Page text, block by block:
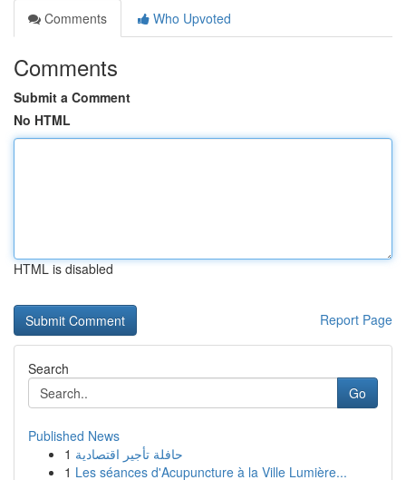
Comments
Who Upvoted
Comments
Submit a Comment
No HTML
HTML is disabled
Report Page
Search
Go
Published News
1 حافلة تأجير اقتصادية
1 Les séances d'Acupuncture à la Ville Lumière...